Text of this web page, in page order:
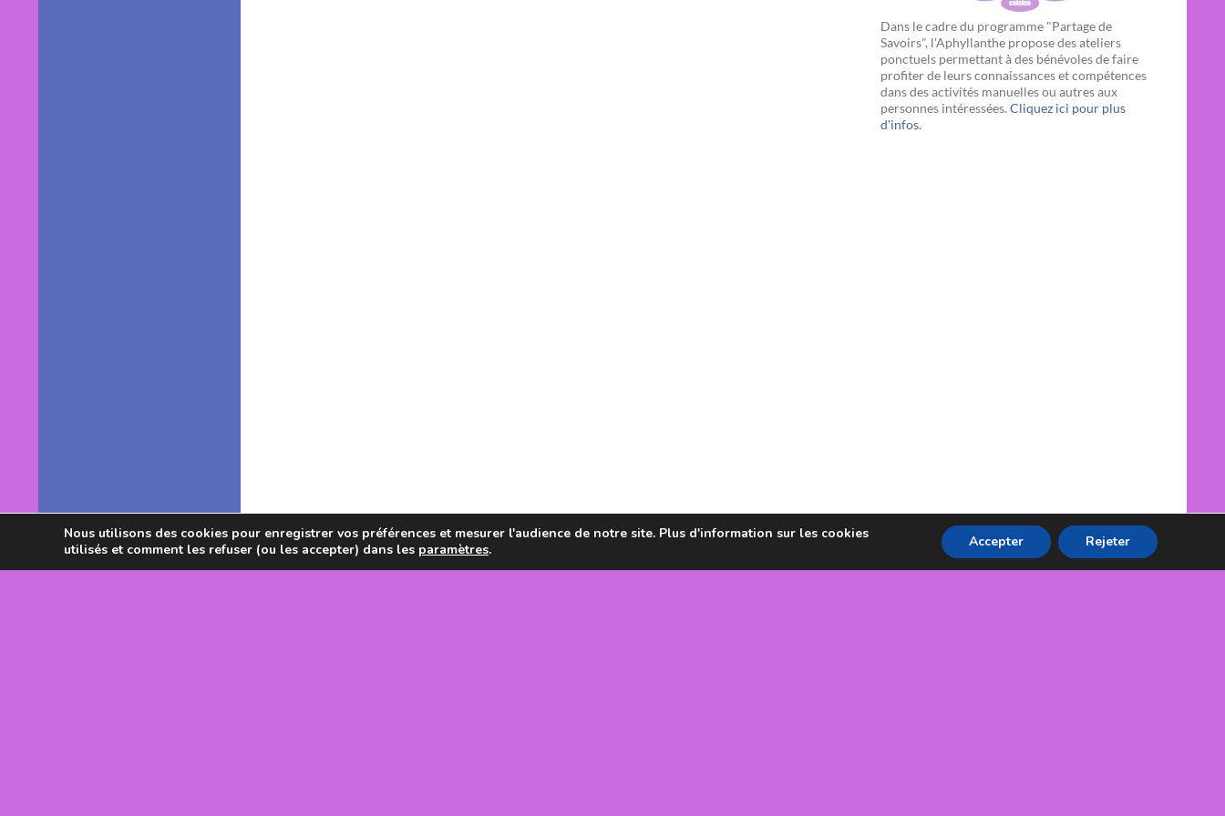
Dans le cadre du programme "Partage de
Savoirs", l'Aphyllanthe propose des ateliers
ponctuels permettant à des bénévoles de faire
profiter de leurs connaissances et compétences
dans des activités manuelles ou autres aux
personnes intéressées. Cliquez ici pour plus
d'infos.
Nous utilisons des cookies pour enregistrer vos préférences et mesurer l'audience de notre site. Plus d'information sur les cookies
utilisés et comment les refuser (ou les accepter) dans les paramètres. Accepter Rejeter